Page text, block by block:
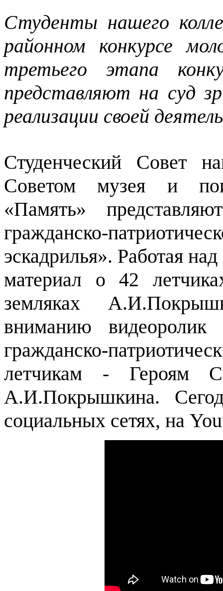
Студенты нашего
районном конкурсе
третьего этапа
представляют на суд
реализации своей
Студенческий Совет
Советом музея и
«Память»
гражданско-
эскадрилья». Работая
материал о 42
земляках
вниманию видеоролик
гражданско-
летчикам - Героям
А.И.Покрышкина.
социальных сетях, на